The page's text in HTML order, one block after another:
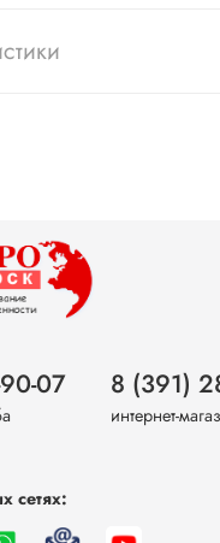
07 8 (391)
интернет-
сетях: